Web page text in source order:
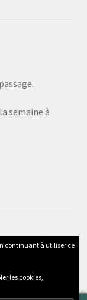
continuant à utiliser ce
les cookies,
semaine à